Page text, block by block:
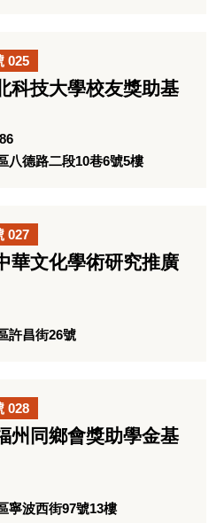
025
科技大學校友獎助基
八德路二段10巷6號5樓
027
華文化學術研究推廣
許昌街26號
028
州同鄉會獎助學金基
寧波西街97號13樓